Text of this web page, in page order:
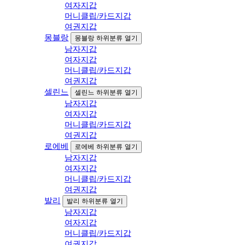
여자지갑
머니클립/카드지갑
여권지갑
몽블랑
몽블랑 하위분류 열기
남자지갑
여자지갑
머니클립/카드지갑
여권지갑
셀린느
셀린느 하위분류 열기
남자지갑
여자지갑
머니클립/카드지갑
여권지갑
로에베
로에베 하위분류 열기
남자지갑
여자지갑
머니클립/카드지갑
여권지갑
발리
발리 하위분류 열기
남자지갑
여자지갑
머니클립/카드지갑